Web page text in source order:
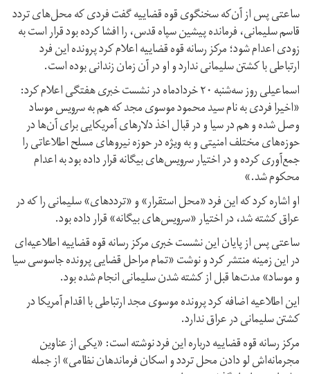
ساعتی پس از آن‌که سخنگوی قوه قضاییه گفت فردی که محل‌های تردد
قاسم سلیمانی،‌ فرمانده پیشین سپاه قدس، را افشا کرده بود قرار است به
زودی اعدام شود؛ مرکز رسانه‌ قوه قضاییه اعلام کرد پرونده این فرد
ارتباطی با کشتن سلیمانی ندارد و او در آن زمان زندانی بوده است.
اسماعیلی روز سه‌شنبه ۲۰ خردادماه در نشست خبری هفتگی اعلام کرد:
«اخیرا فردی به نام سید محمود موسوی مجد که هم به سرویس موساد
وصل شده و هم در سیا و در قبال اخذ دلارهای آمریکایی برای آن‌ها در
حوزه‌های مختلف امنیتی و به ویژه در حوزه نیروهای مسلح اطلاعاتی را
جمع‌آوری کرده و در اختیار سرویس‌های بیگانه قرار داده بود به اعدام
محکوم شد.»
او اشاره کرد که این فرد «محل استقرار» و «ترددهای» سلیمانی را که در
عراق کشته شد، در اختیار «سرویس‌های بیگانه» قرار داده بود.
ساعتی پس از پایان این نشست خبری مرکز رسانه‌ قوه قضاییه اطلاعیه‌ای
در این زمینه منتشر کرد و نوشت «تمام مراحل قضایی پرونده جاسوسی سیا
و موساد» مدت‌ها قبل از کشته شدن سلیمانی انجام شده بود.
این اطلاعیه اضافه کرد پرونده موسوی مجد ارتباطی با اقدام آمریکا در
کشتن سلیمانی در عراق ندارد.
مرکز رسانه قوه قضاییه درباره این فرد نوشته است: «یکی از عناوین
مجرمانه‌اش لو دادن محل تردد و اسکان فرماندهان نظامی» از جمله